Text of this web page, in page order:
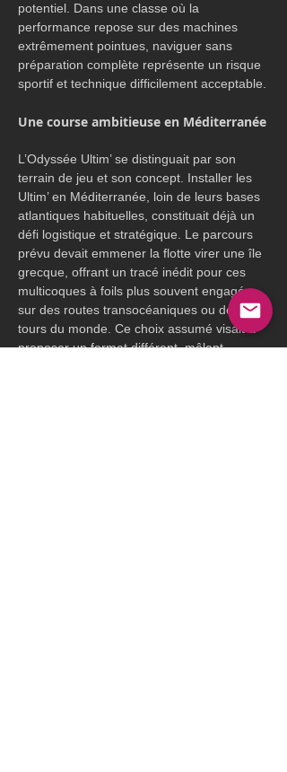
potentiel. Dans une classe où la
performance repose sur des machines
extrêmement pointues, naviguer sans
préparation complète représente un risque
sportif et technique difficilement acceptable.
Une course ambitieuse en Méditerranée
L’Odyssée Ultim’ se distinguait par son
terrain de jeu et son concept. Installer les
Ultim’ en Méditerranée, loin de leurs bases
atlantiques habituelles, constituait déjà un
défi logistique et stratégique. Le parcours
prévu devait emmener la flotte virer une île
grecque, offrant un tracé inédit pour ces
multicoques à foils plus souvent engagés
sur des routes transocéaniques ou des
tours du monde. Ce choix assumé visait à
proposer un format différent, mêlant